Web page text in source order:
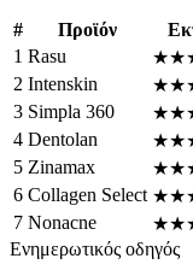
# Προϊόν
1 Rasu
2 Intenskin
3 Simpla 360
4 Dentolan
5 Zinamax
6 Collagen Select
7 Nonacne
Ενημερωτικός οδηγός